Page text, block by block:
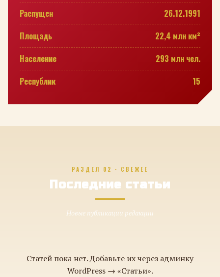
Распущен
26.12.1991
Площадь
22,4 млн км²
Население
293 млн чел.
Республик
15
РАЗДЕЛ 02 · СВЕЖЕЕ
Последние статьи
Новые публикации редакции
Статей пока нет. Добавьте их через админку
WordPress → «Статьи».